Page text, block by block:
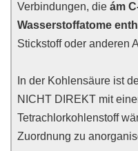
Verbindungen, die ám
Wasserstoffatome
Stickstoff oder anderen
In der Kohlensäure ist
NICHT DIREKT mit
Tetrachlorkohlenstoff
Zuordnung zu